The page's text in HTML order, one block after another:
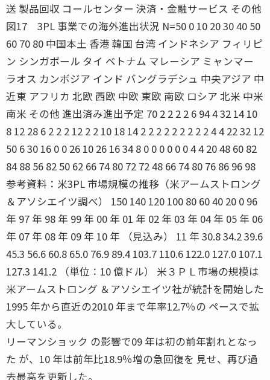
送 製品回収 コールセンター 決済・金融サービス その他
図17 3PL 事業での海外進出状況 N=50 0 10 20 30 40 50
60 70 80 中国本土 香港 韓国 台湾 インドネシア フィリピ
ン シンガポール タイ ベトナム マレーシア ミャンマー
ラオス カンボジア インド バングラデシュ 中央アジア 中
近東 アフリカ 北欧 西欧 中欧 東欧 南欧 ロシア 北米 中米
南米 その他 進出済み進出予定 70 2 2 2 2 6 94 4 32 14 10
8 12 28 6 2 2 2 12 2 2 10 18 14 2 2 2 2 2 2 2 2 2 4 4 22 32 12
50 6 30 16 0 0 26 10 26 16 34 8 0 0 0 0 0 0 4 4 20 48 60 82
84 88 56 82 50 62 66 74 80 72 72 48 66 74 80 76 86 96 98
参考資料：米3PL 市場規模の推移（米アームストロング
＆アソシエイツ調べ） 150 140 120 100 80 60 40 20 0 96
年 97 年 98 年 99 年 00 年 01 年 02 年 03 年 04 年 05 年 06
年 07 年 08 年 09 年 10 年 （見込み） 11 年 30.8 34.2 39.6
45.3 56.6 60.8 65.0 76.9 89.4 103.7 110.6 122.0 127.0 107.1
127.3 141.2 （単位：10 億ドル） 米３ＰＬ市場の規模は
米アームストロング ＆アソシエイツ社が統計を開始した
1995 年から直近の2010 年まで年率12.7％の ペースで拡
大している。
リーマンショック の影響で09 年は初の前年割れとなっ
た が、10 年は前年比18.9％増の急回復を 見せ、再び過
去最高を更新した。